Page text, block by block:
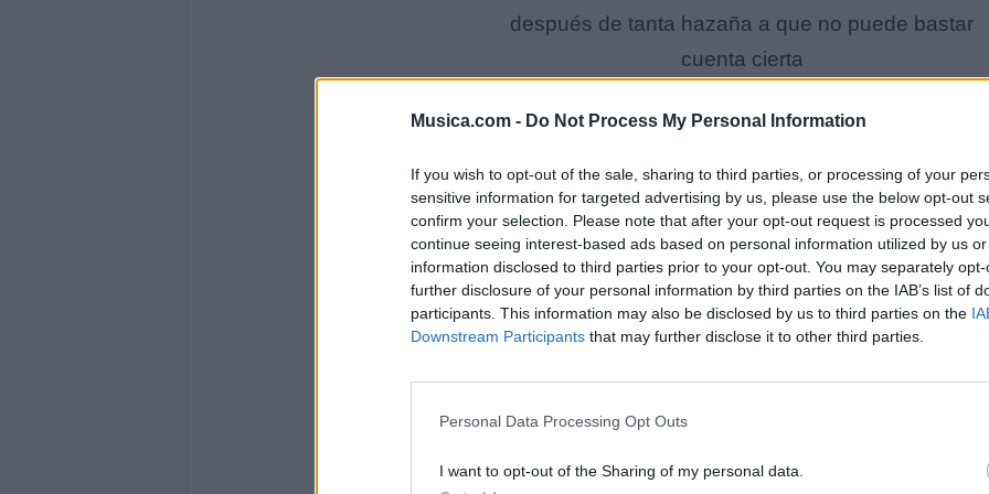
Musica.com - Do Not Process My Personal Information
If you wish to opt-out of the sale, sharing to third parties, or processing of your
sensitive information for targeted advertising by us, please use the below opt-out
confirm your selection. Please note that after your opt-out request is processed
continue seeing interest-based ads based on personal information utilized by us
information disclosed to third parties prior to your opt-out. You may separately
further disclosure of your personal information by third parties on the IAB’s list of
participants. This information may also be disclosed by us to third parties on the
Downstream Participants that may further disclose it to other third parties.
Personal Data Processing Opt Outs
I want to opt-out of the Sharing of my personal data.
después de tanta hazaña a que no puede bastar
cuenta cierta
a su puerta
Diciendo buen caballero dejad el mundo engañoso
y sus halagos
vuestro corazón de acero muestre su esfuerzo
en este trago
y pues de vida y salud hicisteis tan poca cuenta
por la fama
esfuércese la virtud para sufrir esta afrenta
conservados